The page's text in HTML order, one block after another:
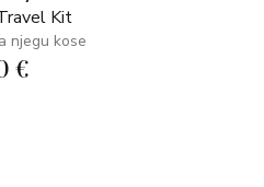
Kit
njegu kose
€